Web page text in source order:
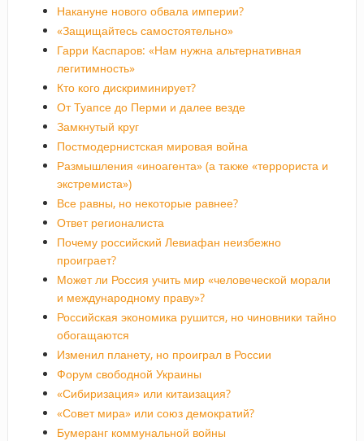
Накануне нового обвала империи?
«Защищайтесь самостоятельно»
Гарри Каспаров: «Нам нужна альтернативная
легитимность»
Кто кого дискриминирует?
От Туапсе до Перми и далее везде
Замкнутый круг
Постмодернистская мировая война
Размышления «иноагента» (а также «террориста и
экстремиста»)
Все равны, но некоторые равнее?
Ответ регионалиста
Почему российский Левиафан неизбежно
проиграет?
Может ли Россия учить мир «человеческой морали
и международному праву»?
Российская экономика рушится, но чиновники тайно
обогащаются
Изменил планету, но проиграл в России
Форум свободной Украины
«Сибиризация» или китаизация?
«Совет мира» или союз демократий?
Бумеранг коммунальной войны